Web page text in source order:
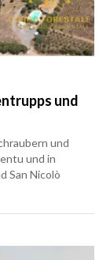
und
und
und in
San Nicolò